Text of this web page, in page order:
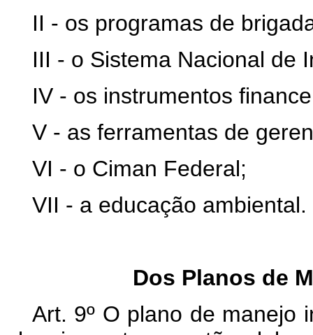
II - os programas de
III - o Sistema Nacional de
IV - os instrumentos
V - as ferramentas de
VI - o Ciman Federal;
VII - a educação ambiental.
Dos Planos de
Art. 9º O plano de manejo